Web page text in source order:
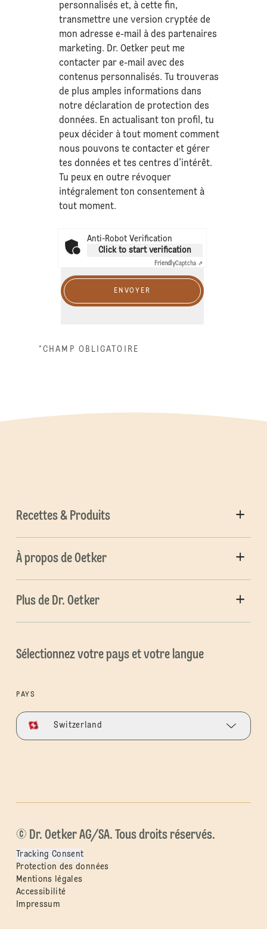
personnalisés et, à cette fin,
transmettre une version cryptée de
mon adresse e-mail à des partenaires
marketing. Dr. Oetker peut me
contacter par e-mail avec des
contenus personnalisés. Tu trouveras
de plus amples informations dans
notre déclaration deprotection des
données. En actualisant ton profil, tu
peux décider à tout moment comment
nous pouvons te contacter et gérer
tes données et tes centres d’intérêt.
Tu peux en outre révoquer
intégralement ton consentement à
tout moment.
Anti-Robot Verification
Click to start verification
FriendlyCaptcha ⇗
ENVOYER
*CHAMP OBLIGATOIRE
Recettes & Produits
À propos de Oetker
Plus de Dr. Oetker
Sélectionnez votre pays et votre langue
PAYS
Switzerland
© Dr. Oetker AG/SA. Tous droits réservés.
Tracking Consent
Protection des données
Mentions légales
Accessibilité
Impressum